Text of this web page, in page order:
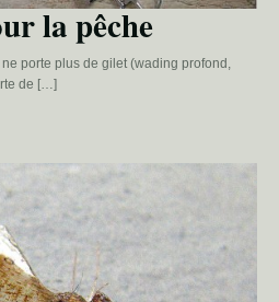
la pêche
porte plus de gilet (wading profond,
de […]